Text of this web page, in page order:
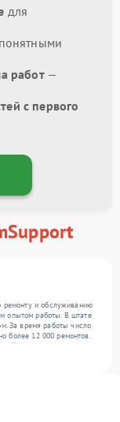
для
работ—
с первого
ремонту и обслуживанию
опытом работы. В штате
За время работы число
более 12 000 ремонтов.
включая , , . Мы
высокий стандарт